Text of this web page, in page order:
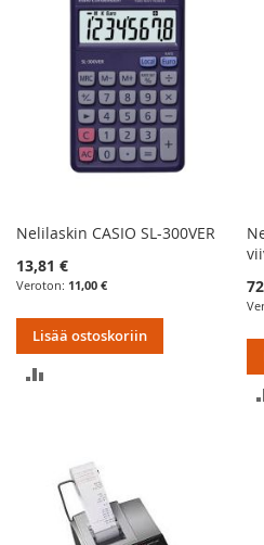
Nelilaskin CASIO SL-300VER
13,81 €
11,00 €
Lisää ostoskoriin